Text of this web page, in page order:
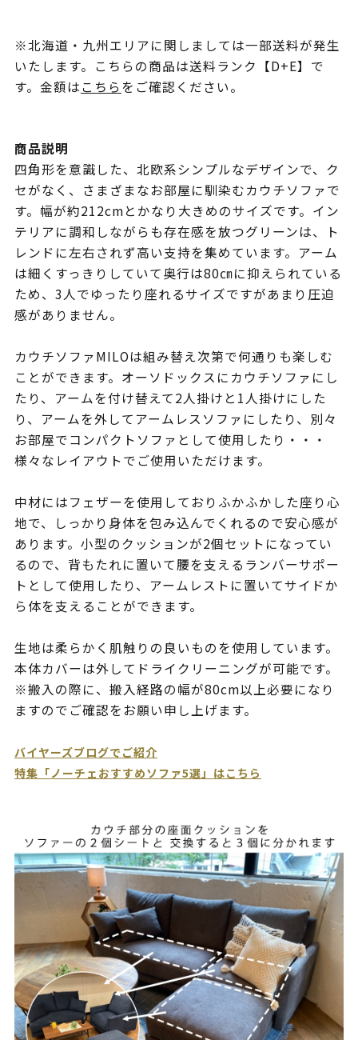
※北海道・九州エリアに関しましては一部送料が発生
いたします。こちらの商品は送料ランク【D+E】で
す。金額はこちらをご確認ください。
商品説明
四角形を意識した、北欧系シンプルなデザインで、ク
セがなく、さまざまなお部屋に馴染むカウチソファで
す。幅が約212cmとかなり大きめのサイズです。イン
テリアに調和しながらも存在感を放つグリーンは、ト
レンドに左右されず高い支持を集めています。アーム
は細くすっきりしていて奥行は80㎝に抑えられている
ため、3人でゆったり座れるサイズですがあまり圧迫
感がありません。
カウチソファMILOは組み替え次第で何通りも楽しむ
ことができます。オーソドックスにカウチソファにし
たり、アームを付け替えて2人掛けと1人掛けにした
り、アームを外してアームレスソファにしたり、別々
お部屋でコンパクトソファとして使用したり・・・
様々なレイアウトでご使用いただけます。
中材にはフェザーを使用しておりふかふかした座り心
地で、しっかり身体を包み込んでくれるので安心感が
あります。小型のクッションが2個セットになってい
るので、背もたれに置いて腰を支えるランバーサポー
トとして使用したり、アームレストに置いてサイドか
ら体を支えることができます。
生地は柔らかく肌触りの良いものを使用しています。
本体カバーは外してドライクリーニングが可能です。
※搬入の際に、搬入経路の幅が80cm以上必要になり
ますのでご確認をお願い申し上げます。
バイヤーズブログでご紹介
特集「ノーチェおすすめソファ5選」はこちら